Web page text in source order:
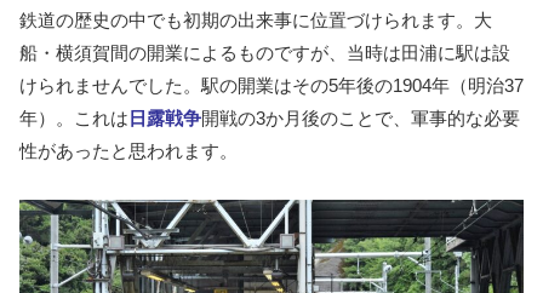
鉄道の歴史の中でも初期の出来事に位置づけられます。大
船・横須賀間の開業によるものですが、当時は田浦に駅は設
けられませんでした。駅の開業はその5年後の1904年（明治37
年）。これは 日露戦争開戦の3か月後のことで、軍事的な必要
性があったと思われます。